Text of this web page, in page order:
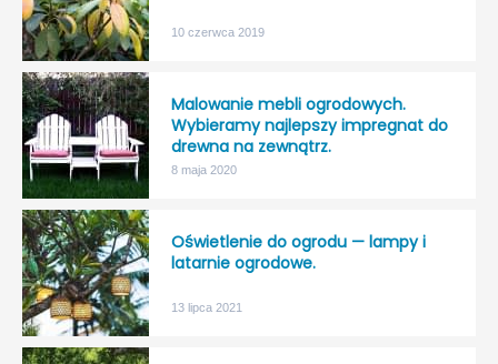
10 czerwca 2019
Malowanie mebli ogrodowych.
Wybieramy najlepszy impregnat do
drewna na zewnątrz.
8 maja 2020
Oświetlenie do ogrodu — lampy i
latarnie ogrodowe.
13 lipca 2021